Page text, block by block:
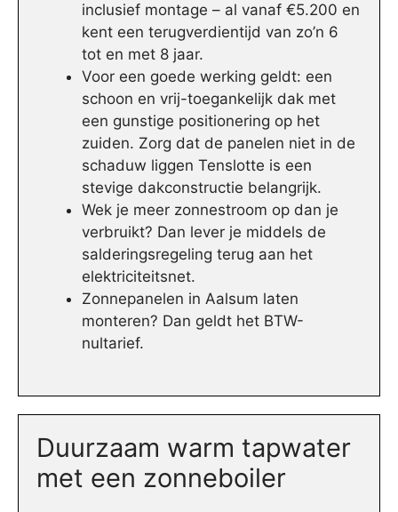
inclusief montage – al vanaf €5.200 en
kent een terugverdientijd van zo’n 6
tot en met 8 jaar.
Voor een goede werking geldt: een
schoon en vrij-toegankelijk dak met
een gunstige positionering op het
zuiden. Zorg dat de panelen niet in de
schaduw liggen Tenslotte is een
stevige dakconstructie belangrijk.
Wek je meer zonnestroom op dan je
verbruikt? Dan lever je middels de
salderingsregeling terug aan het
elektriciteitsnet.
Zonnepanelen in Aalsum laten
monteren? Dan geldt het BTW-
nultarief.
Duurzaam warm tapwater
met een zonneboiler